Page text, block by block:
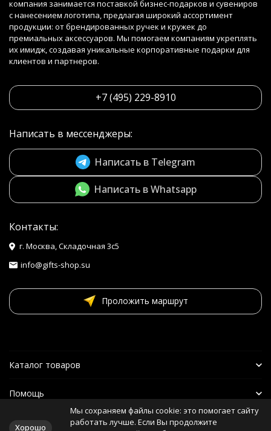
компания занимается поставкой бизнес-подарков и сувениров
с нанесением логотипа, предлагая широкий ассортимент
продукции: от брендированных ручек и кружек до
премиальных аксессуаров. Мы помогаем компаниям укреплять
их имидж, создавая уникальные корпоративные подарки для
клиентов и партнеров.
+7 (495) 229-8910
Написать в мессенджеры:
Написать в Telegram
Написать в Whatsapp
Контакты:
г. Москва, Складочная 3с5
info@gifts-shop.su
Проложить маршрут
Каталог товаров
Помощь
Наши друзья
Хорошо
Мы сохраняем файлы cookie: это помогает сайту
работать лучше. Если Вы продолжите